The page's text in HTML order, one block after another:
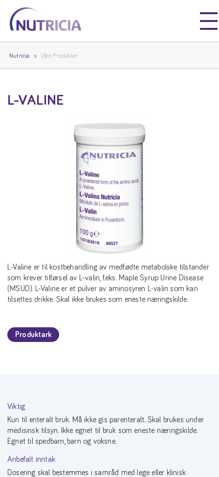
Nutricia
Nutricia
Nutricia Våre Produkter
L-VALINE
L-Valine er til kostbehandling av medfødte metabolske tilstander
som krever tilførsel av L-valin, f.eks. Maple Syrup Urine Disease
(MSUD). L-Valine er et pulver av aminosyren L-valin som kan
tilsettes drikke. Skal ikke brukes som eneste næringskilde.
Produktark
Viktig
Kun til enteralt bruk. Må ikke gis parenteralt. Skal brukes under
medisinsk tilsyn. Ikke egnet til bruk som eneste næringskilde.
Egnet til spedbarn, barn og voksne.
Anbefalt inntak
Dosering skal bestemmes i samråd med lege eller klinisk